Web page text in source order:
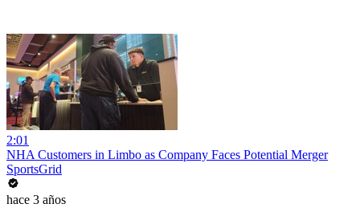
2:01
NHA Customers in Limbo as Company Faces Potential Merger
SportsGrid
hace 3 años